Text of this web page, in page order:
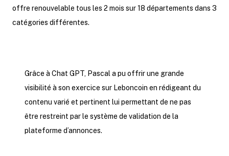
offre renouvelable tous les 2 mois sur 18 départements dans 3
catégories différentes.
Grâce à Chat GPT, Pascal a pu offrir une grande
visibilité à son exercice sur Leboncoin en rédigeant du
contenu varié et pertinent lui permettant de ne pas
être restreint par le système de validation de la
plateforme d’annonces.